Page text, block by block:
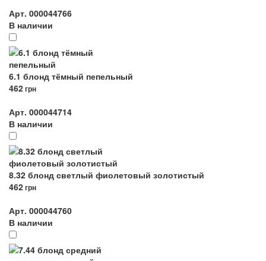
Арт. 000044766
В наличии
6.1 блонд тёмный пепельный
462грн
Арт. 000044714
В наличии
8.32 блонд светлый фиолетовый золотистый
462грн
Арт. 000044760
В наличии